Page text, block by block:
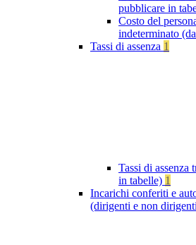
pubblicare in
Costo del
indeterminato
Tassi di assenza 1
Tassi di assenza
in tabelle) 1
Incarichi conferiti e
(dirigenti e non